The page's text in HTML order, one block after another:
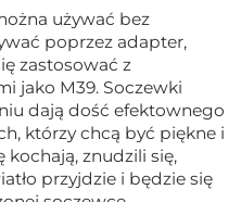
używać bez
poprzez adapter,
zastosować z
jako M39. Soczewki
dają dość efektownego
którzy chcą być piękne i
kochają, znudzili się,
przyjdzie i będzie się